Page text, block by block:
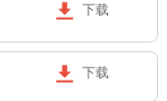
 下载
 下载